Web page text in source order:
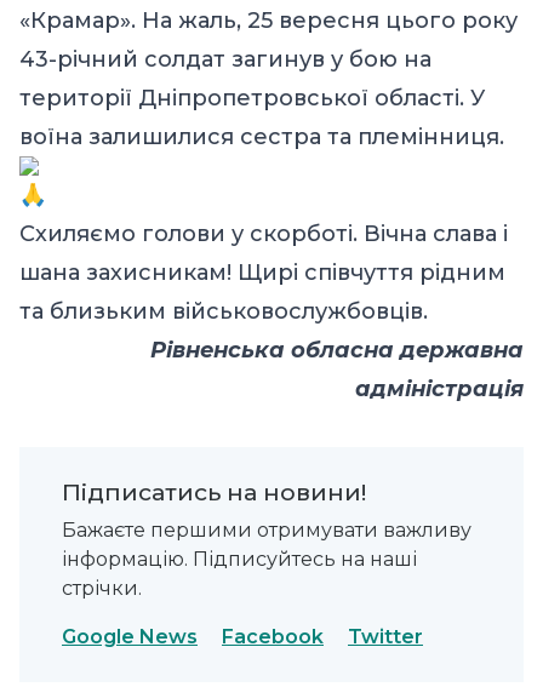
«Крамар». На жаль, 25 вересня цього року
43-річний солдат загинув у бою на
території Дніпропетровської області. У
воїна залишилися сестра та племінниця.
Схиляємо голови у скорботі. Вічна слава і
шана захисникам! Щирі співчуття рідним
та близьким військовослужбовців.
Рівненська обласна державна
адміністрація
Підписатись на новини!
Бажаєте першими отримувати важливу
інформацію. Підписуйтесь на наші
стрічки.
Google News Facebook Twitter